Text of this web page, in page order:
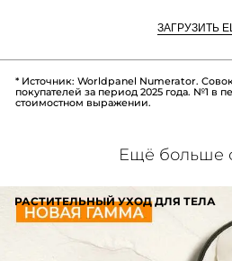
ЗАГРУЗИТЬ
* Источник: Worldpanel Numerator.
покупателей за период 2025 года. №1 в
стоимостном выражении.
Ещё больше
РАСТИТЕЛЬНЫЙ УХОД ДЛЯ ТЕЛА